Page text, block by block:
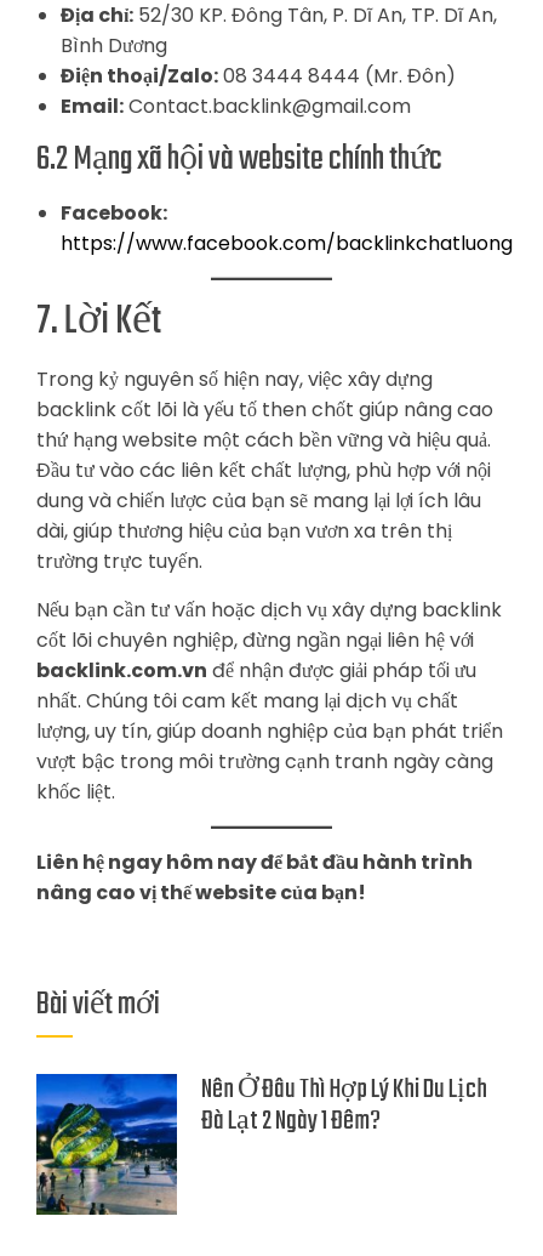
Địa chỉ: 52/30 KP. Đông Tân, P. Dĩ An, TP. Dĩ An,
Bình Dương
Điện thoại/Zalo:08 3444 8444 (Mr. Đôn)
Email:Contact.backlink@gmail.com
6.2 Mạng xã hội và website chính thức
Facebook:
https://www.facebook.com/backlinkchatluong
7. Lời Kết
Trong kỷ nguyên số hiện nay, việc xây dựng
backlink cốt lõi là yếu tố then chốt giúp nâng cao
thứ hạng website một cách bền vững và hiệu quả.
Đầu tư vào các liên kết chất lượng, phù hợp với nội
dung và chiến lược của bạn sẽ mang lại lợi ích lâu
dài, giúp thương hiệu của bạn vươn xa trên thị
trường trực tuyến.
Nếu bạn cần tư vấn hoặc dịch vụ xây dựng backlink
cốt lõi chuyên nghiệp, đừng ngần ngại liên hệ với
backlink.com.vn để nhận được giải pháp tối ưu
nhất. Chúng tôi cam kết mang lại dịch vụ chất
lượng, uy tín, giúp doanh nghiệp của bạn phát triển
vượt bậc trong môi trường cạnh tranh ngày càng
khốc liệt.
Liên hệ ngay hôm nay để bắt đầu hành trình
nâng cao vị thế website của bạn!
Bài viết mới
Nên Ở Đâu Thì Hợp Lý Khi Du Lịch
Đà Lạt 2 Ngày 1 Đêm?